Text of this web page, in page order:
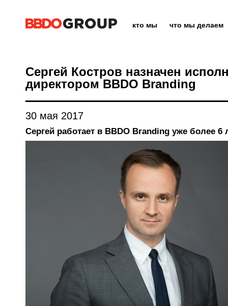
кто мы что мы делаем
Сергей Костров назначен
директором BBDO Branding
30 мая 2017
Сергей работает в BBDO Branding уже более 6